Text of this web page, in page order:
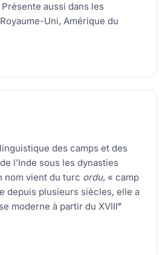
aussi dans les
Uni, Amérique du
des camps et des
l’Inde sous les dynasties
nom vient du turc ordu, « camp
depuis plusieurs siècles, elle a
moderne à partir du XVIIIᵉ